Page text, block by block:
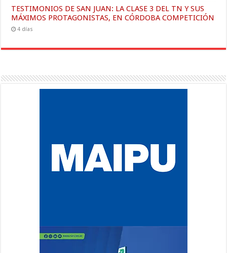
TESTIMONIOS DE SAN JUAN: LA CLASE 3 DEL TN Y SUS
MÁXIMOS PROTAGONISTAS, EN CÓRDOBA COMPETICIÓN
4 días